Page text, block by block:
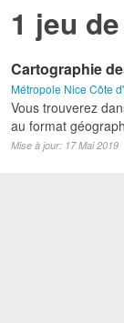
1 jeu
Cartographie
Métropole Nice Côte
Vous trouverez
au format
Mise à jour: 17 Mai 2019